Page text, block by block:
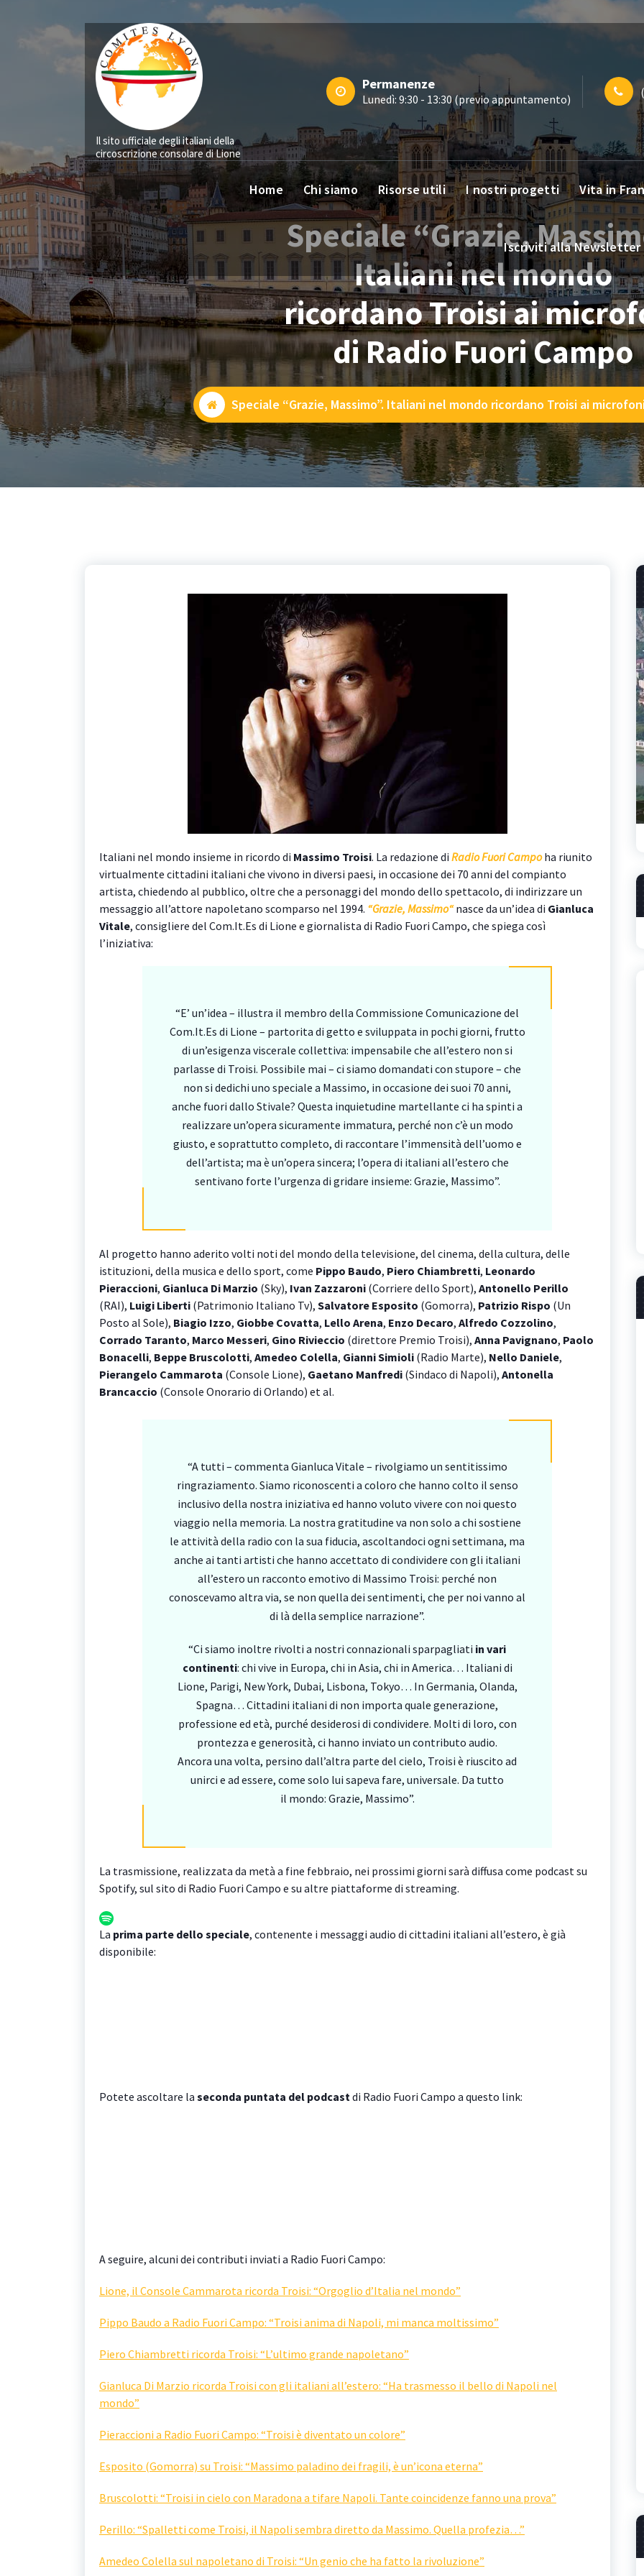
Il sito ufficiale degli italiani della
circoscrizione consolare di Lione
Permanenze
Lunedì: 9:30 - 13:30 (previo appuntamento)
Home Chi siamo Risorse utili I nostri progetti Vita in
Iscriviti alla Newsletter
Speciale “Grazie,
Italiani nel mondo
ricordano Troisi ai
di Radio Fuori Campo
Speciale “Grazie, Massimo”. Italiani nel mondo ricordano Troisi ai
Italiani nel mondo insieme in ricordo di Massimo Troisi. La redazione di Radio Fuori Campoha riunito
virtualmente cittadini italiani che vivono in diversi paesi, in occasione dei 70 anni del compianto
artista, chiedendo al pubblico, oltre che a personaggi del mondo dello spettacolo, di indirizzare un
messaggio all’attore napoletano scomparso nel 1994. “Grazie, Massimo“nasce da un’idea di Gianluca
Vitale, consigliere del Com.It.Es di Lione e giornalista di Radio Fuori Campo, che spiega così
l’iniziativa:
“E’ un’idea – illustra il membro della Commissione Comunicazione del
Com.It.Es di Lione – partorita di getto e sviluppata in pochi giorni, frutto
di un’esigenza viscerale collettiva: impensabile che all’estero non si
parlasse di Troisi. Possibile mai – ci siamo domandati con stupore – che
non si dedichi uno speciale a Massimo, in occasione dei suoi 70 anni,
anche fuori dallo Stivale? Questa inquietudine martellante ci ha spinti a
realizzare un’opera sicuramente immatura, perché non c’è un modo
giusto, e soprattutto completo, di raccontare l’immensità dell’uomo e
dell’artista; ma è un’opera sincera; l’opera di italiani all’estero che
sentivano forte l’urgenza di gridare insieme: Grazie, Massimo”.
Al progetto hanno aderito volti noti del mondo della televisione, del cinema, della cultura, delle
istituzioni, della musica e dello sport, come Pippo Baudo, Piero Chiambretti, Leonardo
Pieraccioni, Gianluca Di Marzio (Sky), Ivan Zazzaroni (Corriere dello Sport), Antonello Perillo
(RAI), Luigi Liberti (Patrimonio Italiano Tv), Salvatore Esposito (Gomorra), Patrizio Rispo (Un
Posto al Sole), Biagio Izzo, Giobbe Covatta, Lello Arena, Enzo Decaro, Alfredo Cozzolino,
Corrado Taranto, Marco Messeri, Gino Rivieccio (direttore Premio Troisi), Anna Pavignano, Paolo
Bonacelli, Beppe Bruscolotti, Amedeo Colella, Gianni Simioli (Radio Marte), Nello Daniele,
Pierangelo Cammarota (Console Lione), Gaetano Manfredi (Sindaco di Napoli), Antonella
Brancaccio (Console Onorario di Orlando) et al.
“A tutti – commenta Gianluca Vitale – rivolgiamo un sentitissimo
ringraziamento. Siamo riconoscenti a coloro che hanno colto il senso
inclusivo della nostra iniziativa ed hanno voluto vivere con noi questo
viaggio nella memoria. La nostra gratitudine va non solo a chi sostiene
le attività della radio con la sua fiducia, ascoltandoci ogni settimana, ma
anche ai tanti artisti che hanno accettato di condividere con gli italiani
all’estero un racconto emotivo di Massimo Troisi: perché non
conoscevamo altra via, se non quella dei sentimenti, che per noi vanno al
di là della semplice narrazione”.
“Ci siamo inoltre rivolti a nostri connazionali sparpagliati in vari
continenti: chi vive in Europa, chi in Asia, chi in America… Italiani di
Lione, Parigi, New York, Dubai, Lisbona, Tokyo… In Germania, Olanda,
Spagna… Cittadini italiani di non importa quale generazione,
professione ed età, purché desiderosi di condividere. Molti di loro, con
prontezza e generosità, ci hanno inviato un contributo audio.
Ancora una volta, persino dall’altra parte del cielo, Troisi è riuscito ad
unirci e ad essere, come solo lui sapeva fare, universale. Da tutto
il mondo: Grazie, Massimo”.
La trasmissione, realizzata da metà a fine febbraio, nei prossimi giorni sarà diffusa come podcast su
Spotify, sul sito di Radio Fuori Campo e su altre piattaforme di streaming.
La prima parte dello speciale, contenente i messaggi audio di cittadini italiani all’estero, è già
disponibile:
Potete ascoltare la seconda puntata del podcastdi Radio Fuori Campo a questo link:
A seguire, alcuni dei contributi inviati a Radio Fuori Campo:
Lione, il Console Cammarota ricorda Troisi: “Orgoglio d’Italia nel mondo”
Pippo Baudo a Radio Fuori Campo: “Troisi anima di Napoli, mi manca moltissimo”
Piero Chiambretti ricorda Troisi: “L’ultimo grande napoletano”
Gianluca Di Marzio ricorda Troisi con gli italiani all’estero: “Ha trasmesso il bello di Napoli nel
mondo”
Pieraccioni a Radio Fuori Campo: “Troisi è diventato un colore”
Esposito (Gomorra) su Troisi: “Massimo paladino dei fragili, è un’icona eterna”
Bruscolotti: “Troisi in cielo con Maradona a tifare Napoli. Tante coincidenze fanno una prova”
Perillo: “Spalletti come Troisi, il Napoli sembra diretto da Massimo. Quella profezia…”
Amedeo Colella sul napoletano di Troisi: “Un genio che ha fatto la rivoluzione”